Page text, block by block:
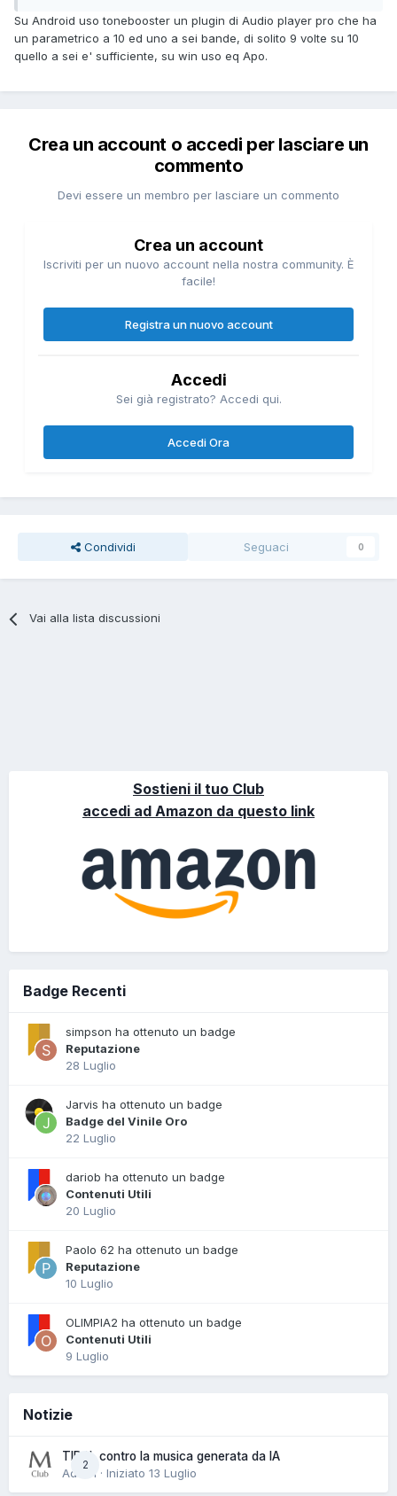
Su Android uso tonebooster un plugin di Audio player pro che ha
un parametrico a 10 ed uno a sei bande, di solito 9 volte su 10
quello a sei e' sufficiente, su win uso eq Apo.
Crea un account o accedi per lasciare un
commento
Devi essere un membro per lasciare un commento
Crea un account
Iscriviti per un nuovo account nella nostra community. È
facile!
Registra un nuovo account
Accedi
Sei già registrato? Accedi qui.
Accedi Ora
Condividi Seguaci 0
Vai alla lista discussioni
Sostieni il tuo Club
accedi ad Amazon da questo link
Badge Recenti
simpson ha ottenuto un badge
Reputazione
28 Luglio
Jarvis ha ottenuto un badge
Badge del Vinile Oro
22 Luglio
dariob ha ottenuto un badge
Contenuti Utili
20 Luglio
Paolo 62 ha ottenuto un badge
Reputazione
10 Luglio
OLIMPIA2 ha ottenuto un badge
Contenuti Utili
9 Luglio
Notizie
2
TIDAL contro la musica generata da IA
Admin · Iniziato 13 Luglio